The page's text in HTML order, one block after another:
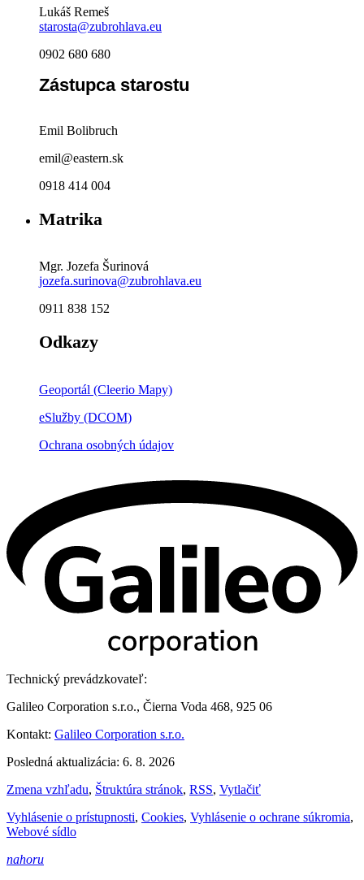
Lukáš Remeš
starosta@zubrohlava.eu
0902 680 680
Zástupca starostu
Emil Bolibruch
emil@eastern.sk
0918 414 004
Matrika
Mgr. Jozefa Šurinová
jozefa.surinova@zubrohlava.eu
0911 838 152
Odkazy
Geoportál (Cleerio Mapy)
eSlužby (DCOM)
Ochrana osobných údajov
Technický prevádzkovateľ:
Galileo Corporation s.r.o., Čierna Voda 468, 925 06
Kontakt: Galileo Corporation s.r.o.
Posledná aktualizácia: 6. 8. 2026
Zmena vzhľadu, Štruktúra stránok, RSS, Vytlačiť
Vyhlásenie o prístupnosti, Cookies, Vyhlásenie o ochrane súkromia,
Webové sídlo
nahoru